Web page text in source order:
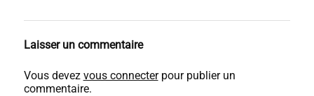
Laisser un commentaire
Vous devez vous connecterpour publier un
commentaire.